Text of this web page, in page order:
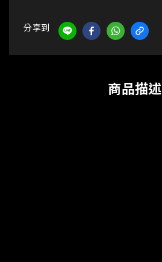
分享到
商品描述